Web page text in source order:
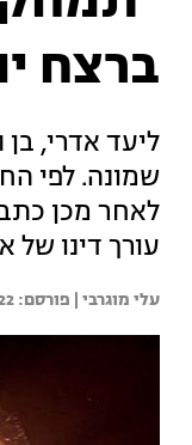
ברצח
שמונה. לפי
לאחר מכן
עורך דינו של
עלי מוגרבי |